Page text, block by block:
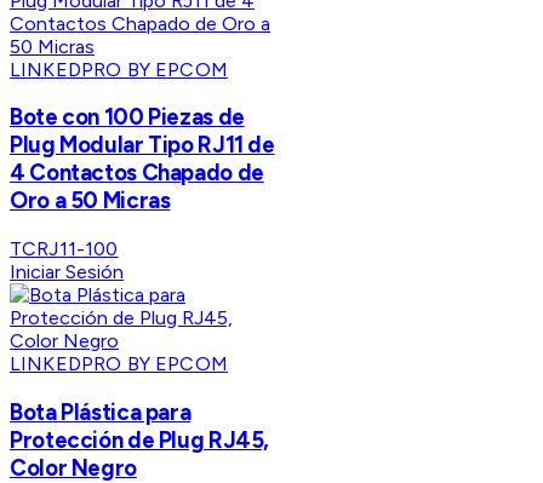
LINKEDPRO BY EPCOM
Bote con 100 Piezas de
Plug Modular Tipo RJ11 de
4 Contactos Chapado de
Oro a 50 Micras
TCRJ11-100
Iniciar Sesión
LINKEDPRO BY EPCOM
Bota Plástica para
Protección de Plug RJ45,
Color Negro